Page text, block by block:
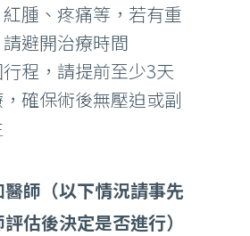
腫、疼痛等，若有重
避開治療時間
程，請提前至少3天
確保術後無壓迫或副
師（以下情況請事先
估後決定是否進行）